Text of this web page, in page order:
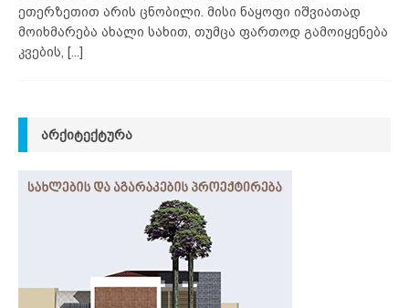
ეთერზეთით არის ცნობილი. მისი ნაყოფი იშვიათად
მოიხმარება ახალი სახით, თუმცა ფართოდ გამოიყენება
კვების,
[...]
ᲐᲠᲥᲘᲢᲔᲥᲢᲣᲠᲐ